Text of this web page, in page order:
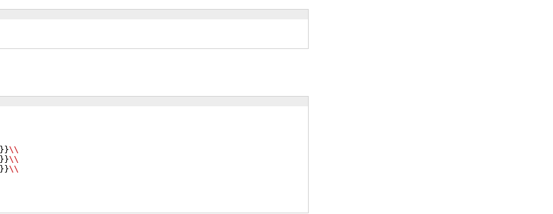
}}\\
}}\\
}}\\